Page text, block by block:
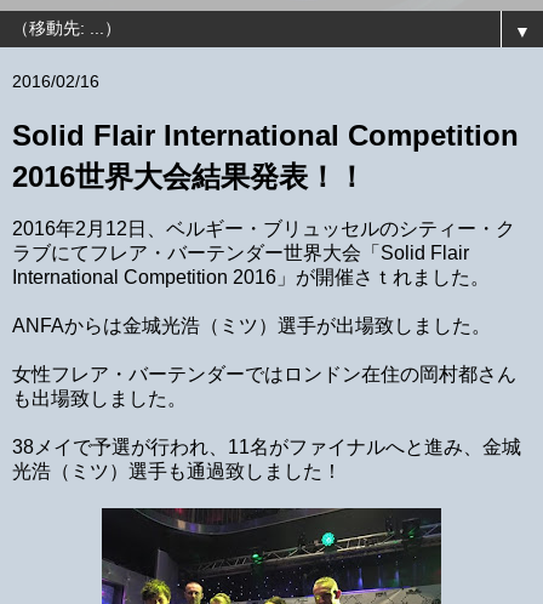
▼
2016/02/16
Solid Flair International Competition
2016世界大会結果発表！！
2016年2月12日、ベルギー・ブリュッセルのシティー・ク
ラブにてフレア・バーテンダー世界大会「Solid Flair
International Competition 2016」が開催さｔれました。
ANFAからは金城光浩（ミツ）選手が出場致しました。
女性フレア・バーテンダーではロンドン在住の岡村都さん
も出場致しました。
38メイで予選が行われ、11名がファイナルへと進み、金城
光浩（ミツ）選手も通過致しました！